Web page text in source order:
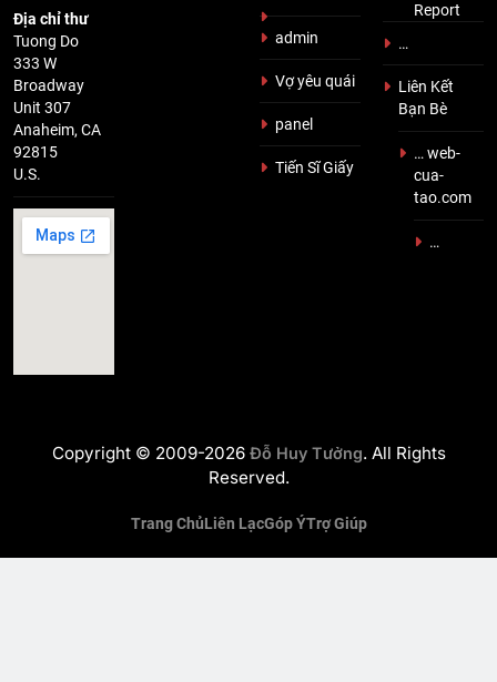
Địa chỉ thư
Tuong Do
333 W
Broadway
Unit 307
Anaheim, CA
92815
U.S.
admin
Vợ yêu quái
panel
Tiến Sĩ Giấy
Report
…
Liên Kết
Bạn Bè
… web-
cua-
tao.com
…
Copyright © 2009-2026 Đỗ Huy Tưởng. All Rights
Reserved.
Trang ChủLiên LạcGóp ÝTrợ Giúp